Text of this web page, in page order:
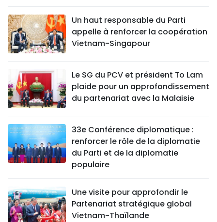
Un haut responsable du Parti
appelle à renforcer la coopération
Vietnam-Singapour
Le SG du PCV et président To Lam
plaide pour un approfondissement
du partenariat avec la Malaisie
33e Conférence diplomatique :
renforcer le rôle de la diplomatie
du Parti et de la diplomatie
populaire
Une visite pour approfondir le
Partenariat stratégique global
Vietnam-Thaïlande